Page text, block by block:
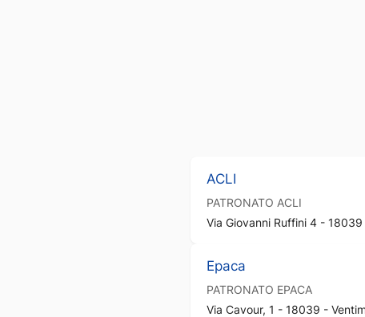
ACLI
PATRONATO ACLI
Via Giovanni Ruffini 4 -
Epaca
PATRONATO EPACA
Via Cavour, 1 - 18039 -